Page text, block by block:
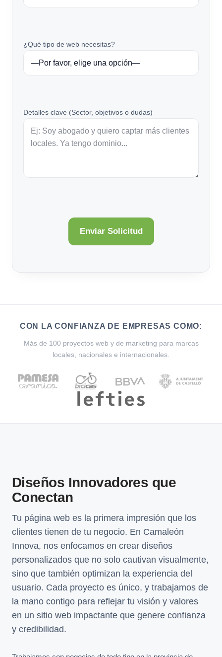
¿Qué tipo de web necesitas?
Detalles clave (Sector, objetivos o dudas)
CON LA CONFIANZA DE EMPRESAS COMO:
Más de 100 proyectos web y de marketing para marcas
locales, nacionales e internacionales.
Diseños Innovadores que
Conectan
Tu página web es la primera impresión que los
clientes tienen de tu negocio. En Camaleón
Innova, nos enfocamos en crear diseños
personalizados que no solo cautivan visualmente,
sino que también optimizan la experiencia del
usuario. Cada proyecto es único, y trabajamos de
la mano contigo para reflejar tu visión y valores
en un sitio web impactante que genere confianza
y credibilidad.